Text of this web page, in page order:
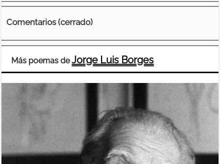
Comentarios (cerrado)
Más poemas deJorge Luis Borges